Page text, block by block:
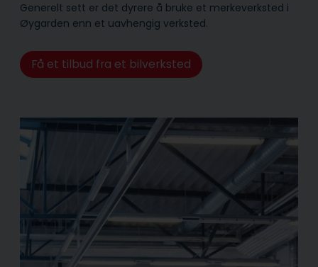
Generelt sett er det dyrere å bruke et merkeverksted i
Øygarden enn et uavhengig verksted.
Få et tilbud fra et bilverksted